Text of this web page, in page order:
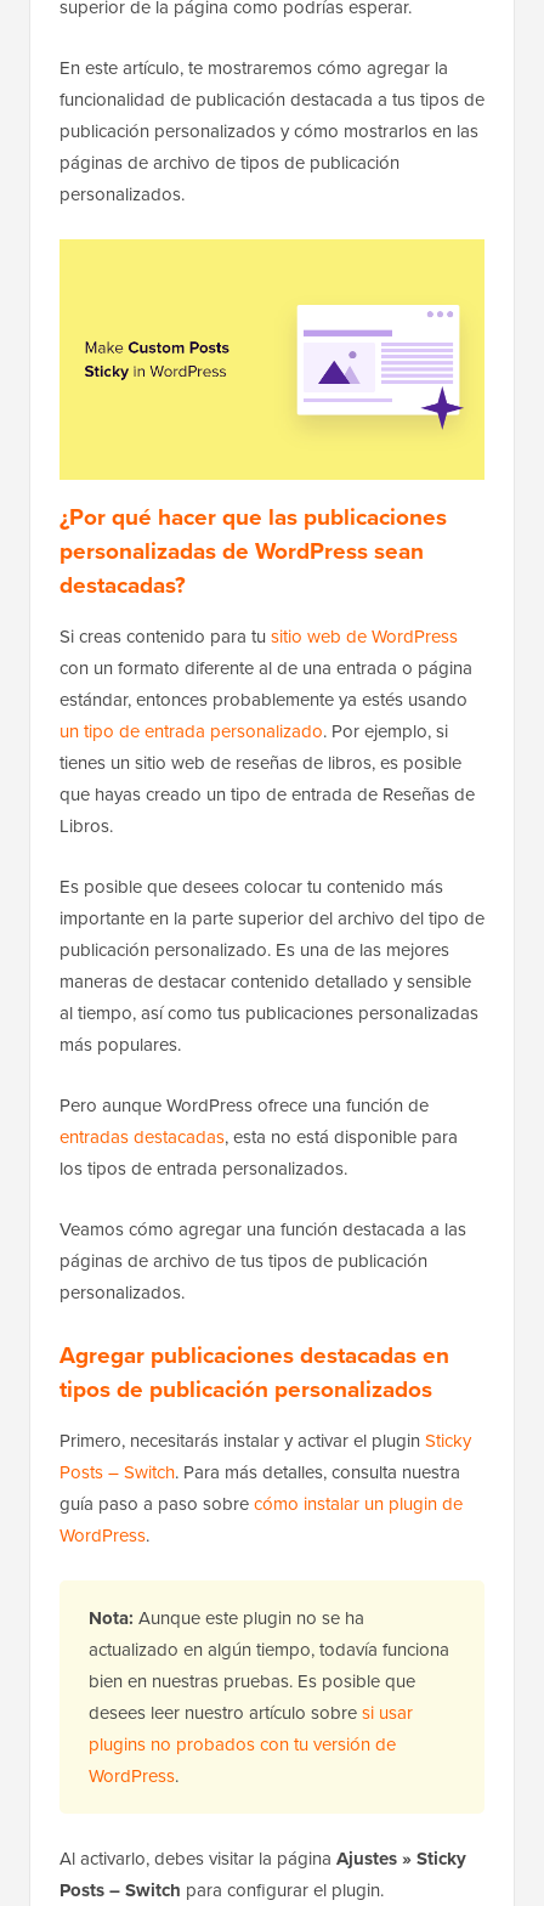
superior de la página como podrías esperar.
En este artículo, te mostraremos cómo agregar la
funcionalidad de publicación destacada a tus tipos de
publicación personalizados y cómo mostrarlos en las
páginas de archivo de tipos de publicación
personalizados.
¿Por qué hacer que las publicaciones
personalizadas de WordPress sean
destacadas?
Si creas contenido para tu sitio web de WordPress
con un formato diferente al de una entrada o página
estándar, entonces probablemente ya estés usando
un tipo de entrada personalizado. Por ejemplo, si
tienes un sitio web de reseñas de libros, es posible
que hayas creado un tipo de entrada de Reseñas de
Libros.
Es posible que desees colocar tu contenido más
importante en la parte superior del archivo del tipo de
publicación personalizado. Es una de las mejores
maneras de destacar contenido detallado y sensible
al tiempo, así como tus publicaciones personalizadas
más populares.
Pero aunque WordPress ofrece una función de
entradas destacadas, esta no está disponible para
los tipos de entrada personalizados.
Veamos cómo agregar una función destacada a las
páginas de archivo de tus tipos de publicación
personalizados.
Agregar publicaciones destacadas en
tipos de publicación personalizados
Primero, necesitarás instalar y activar el plugin Sticky
Posts – Switch. Para más detalles, consulta nuestra
guía paso a paso sobrecómo instalar un plugin de
WordPress.
Nota: Aunque este plugin no se ha
actualizado en algún tiempo, todavía funciona
bien en nuestras pruebas. Es posible que
desees leer nuestro artículo sobresi usar
plugins no probados con tu versión de
WordPress.
Al activarlo, debes visitar la página Ajustes » Sticky
Posts – Switch para configurar el plugin.